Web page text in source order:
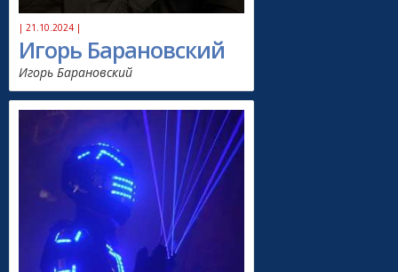
| 21.10.2024 |
Игорь Барановский
Игорь Барановский